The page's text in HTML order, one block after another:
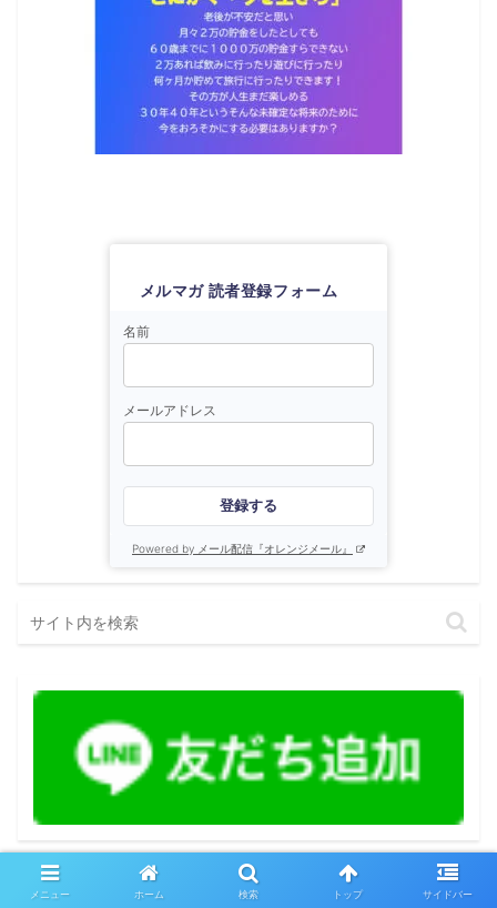
メルマガ 読者登録フォーム
名前
メールアドレス
登録する
Powered by メール配信『オレンジメール』
最近の投稿
メニュー ホーム 検索 トップ サイドバー